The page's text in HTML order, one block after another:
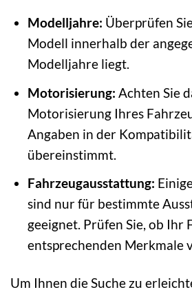
Modelljahre: Überprüfen
Modell innerhalb der
Modelljahre liegt.
Motorisierung: Achten Sie
Motorisierung Ihres
Angaben in der
übereinstimmt.
Fahrzeugausstattung:
sind nur für bestimmte
geeignet. Prüfen Sie, ob Ihr
entsprechenden Merkmale
Um Ihnen die Suche zu